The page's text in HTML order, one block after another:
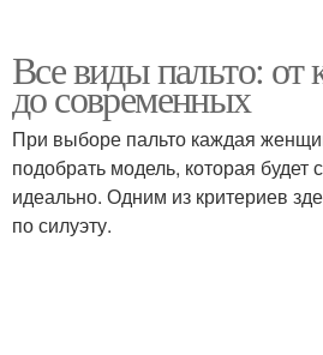
ситуациях
Пальто из твида
Все виды пальто: от
до современных
При выборе пальто каждая
подобрать модель, которая будет
идеально. Одним из критериев
по силуэту.